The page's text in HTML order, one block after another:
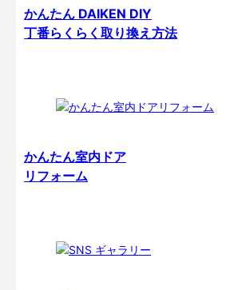
かんたん DAIKEN DIY
丁番らくらく取り換え方法
かんたん室内ドア
リフォーム